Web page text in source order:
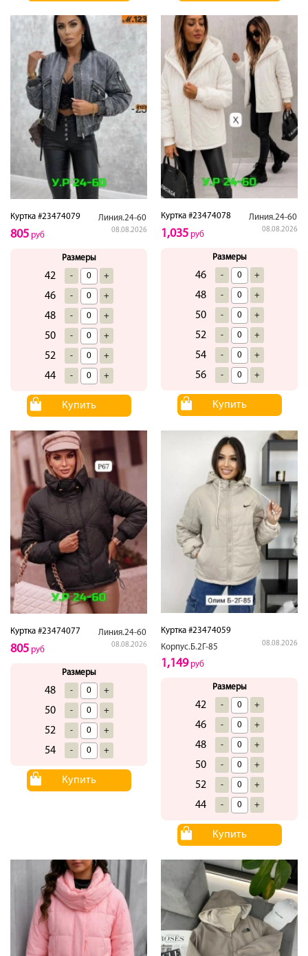
Куртка #23474079 Линия.24-60
08.08.2026
805 руб
Размеры
42 - +
46 - +
48 - +
50 - +
52 - +
44 - +
Купить
Куртка #23474078 Линия.24-60
08.08.2026
1,035 руб
Размеры
46 - +
48 - +
50 - +
52 - +
54 - +
56 - +
Купить
Куртка #23474077 Линия.24-60
08.08.2026
805 руб
Размеры
48 - +
50 - +
52 - +
54 - +
Купить
Куртка #23474059
Корпус.Б.2Г-85
08.08.2026
1,149руб
Размеры
42 - +
46 - +
48 - +
50 - +
52 - +
44 - +
Купить